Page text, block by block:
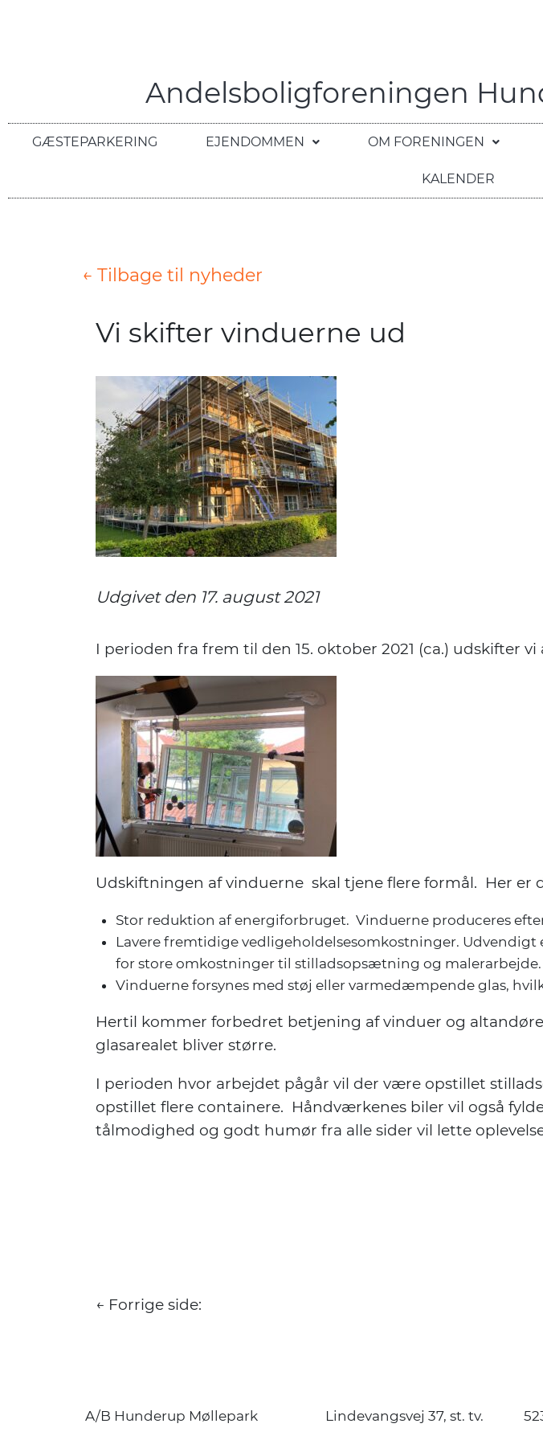
Andelsboligforeningen
GÆSTEPARKERING EJENDOMMEN OM FORENINGEN
KALENDER
← Tilbage til nyheder
Vi skifter vinduerne ud
Udgivet den 17. august 2021
I perioden fra frem til den 15. oktober 2021 (ca.) udskifter
Udskiftningen af vinduerne skal tjene flere formål. Her er
Stor reduktion af energiforbruget. Vinduerne produceres
Lavere fremtidige vedligeholdelsesomkostninger.
for store omkostninger til stilladsopsætning og malerarbejde.
Vinduerne forsynes med støj eller varmedæmpende glas,
Hertil kommer forbedret betjening af vinduer og
glasarealet bliver større.
I perioden hvor arbejdet pågår vil der være opstillet
opstillet flere containere. Håndværkenes biler vil også
tålmodighed og godt humør fra alle sider vil lette
← Forrige side:
A/B Hunderup Møllepark Lindevangsvej 37, st. tv.